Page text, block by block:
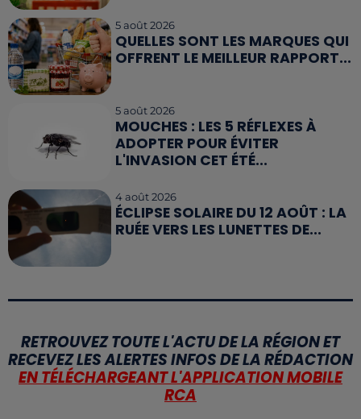
5 août 2026
QUELLES SONT LES MARQUES QUI
OFFRENT LE MEILLEUR RAPPORT...
5 août 2026
MOUCHES : LES 5 RÉFLEXES À
ADOPTER POUR ÉVITER
L'INVASION CET ÉTÉ...
4 août 2026
ÉCLIPSE SOLAIRE DU 12 AOÛT : LA
RUÉE VERS LES LUNETTES DE...
RETROUVEZ TOUTE L'ACTU DE LA RÉGION ET
RECEVEZ LES ALERTES INFOS DE LA RÉDACTION
EN TÉLÉCHARGEANT L'APPLICATION MOBILE
RCA